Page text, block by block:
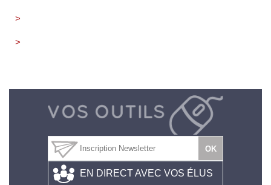
>
>
EN DIRECT AVEC VOS ÉLUS